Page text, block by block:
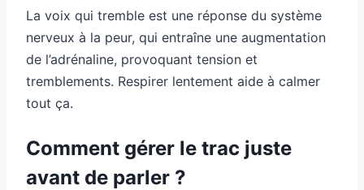
La voix qui tremble est une réponse du système
nerveux à la peur, qui entraîne une augmentation
de l’adrénaline, provoquant tension et
tremblements. Respirer lentement aide à calmer
tout ça.
Comment gérer le trac juste
avant de parler ?